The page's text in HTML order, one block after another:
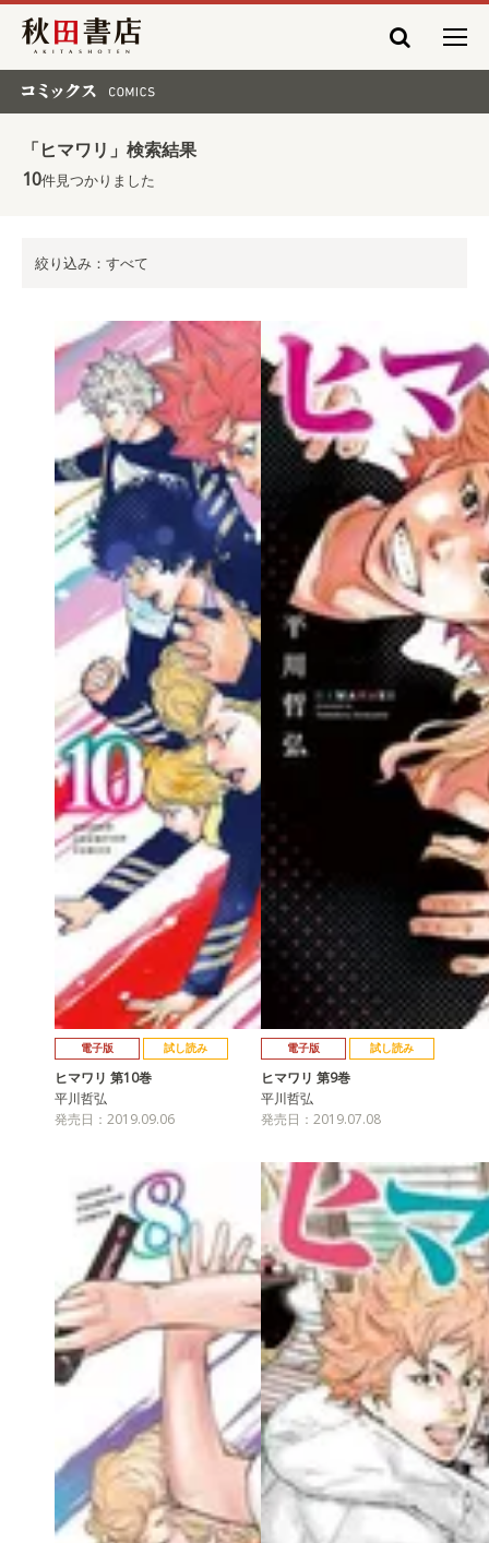
秋田書店
「ヒマワリ」検索結果
10件見つかりました
絞り込み：すべて
電子版 試し読み
ヒマワリ 第10巻
平川哲弘
発売日：2019.09.06
電子版 試し読み
ヒマワリ 第9巻
平川哲弘
発売日：2019.07.08